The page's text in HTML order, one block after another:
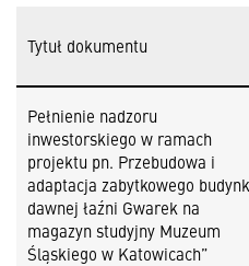
Tytuł dokumentu
Pełnienie nadzoru
inwestorskiego w ramach
projektu pn. Przebudowa i
adaptacja zabytkowego
dawnej łaźni Gwarek na
magazyn studyjny Muzeum
Śląskiego w Katowicach”